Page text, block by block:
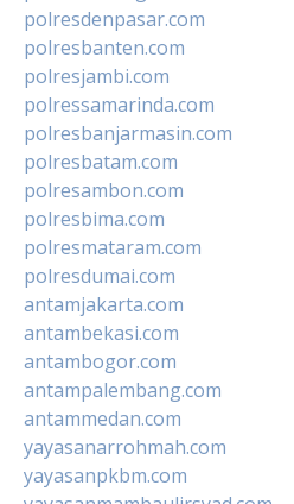
polresdenpasar.com
polresbanten.com
polresjambi.com
polressamarinda.com
polresbanjarmasin.com
polresbatam.com
polresambon.com
polresbima.com
polresmataram.com
polresdumai.com
antamjakarta.com
antambekasi.com
antambogor.com
antampalembang.com
antammedan.com
yayasanarrohmah.com
yayasanpkbm.com